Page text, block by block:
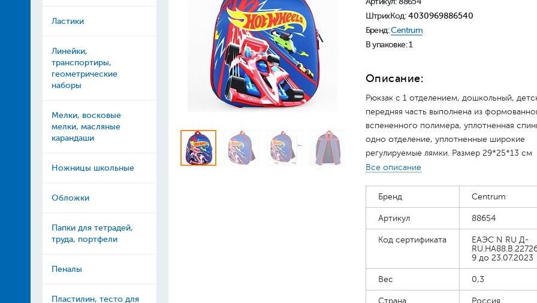
Ластики
Линейки,
транспортиры,
геометрические
наборы
Мелки, восковые
мелки, масляные
карандаши
Ножницы школьные
Обложки
Папки для тетрадей,
труда, портфели
Пеналы
Пластилин, тесто для
ШтрихКод: 4030969886540
Бренд:Centrum
В упаковке: 1
Описание:
Рюкзак с 1 отделением, дошкольный,
передняя часть выполнена из
вспененного полимера, уплотненная
одно отделение, уплотненные широкие
регулируемые лямки. Размер 29*25*13 см
Производитель Centrum
Все описание
Бренд Centrum
Артикул 88654
Код сертификата
ЕАЭС N RU Д-
9 до 23.07.2023
Вес 0,3
Страна
Россия